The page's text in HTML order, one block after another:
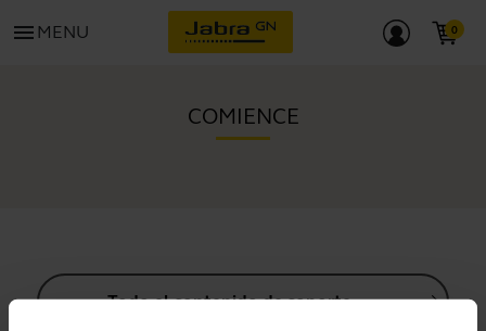
menu MENU
COMIENCE
Todo el contenido de soporte